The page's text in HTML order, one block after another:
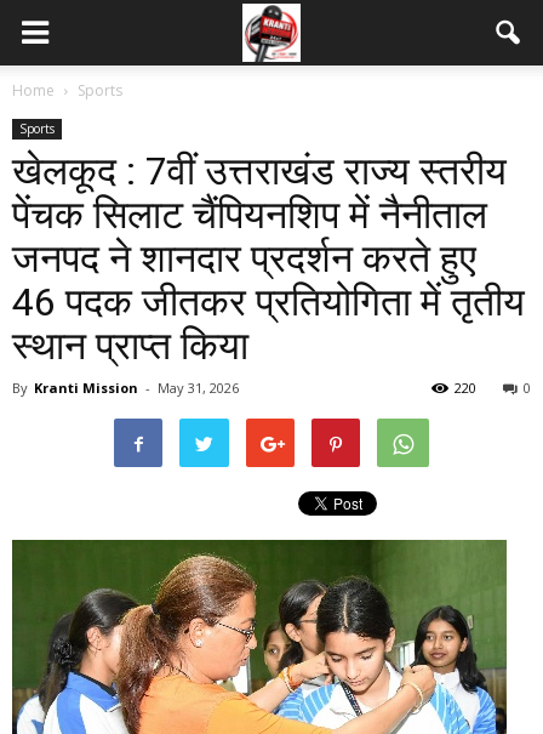
Home Sports
Sports
खेलकूद : 7वीं उत्तराखंड राज्य स्तरीय
पेंचक सिलाट चैंपियनशिप में नैनीताल
जनपद ने शानदार प्रदर्शन करते हुए
46 पदक जीतकर प्रतियोगिता में तृतीय
स्थान प्राप्त किया
By Kranti Mission - May 31, 2026 0
220